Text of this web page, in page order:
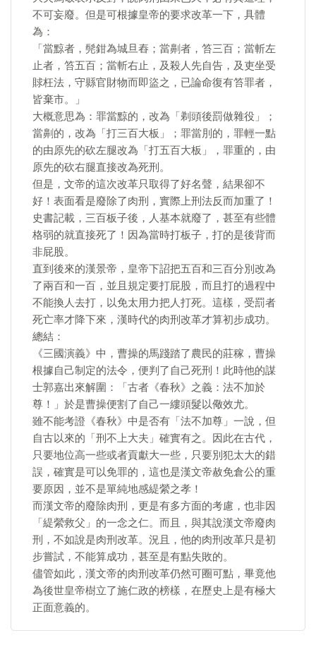
不可妄廢。但是可根據皇帝的要求改革一下，具體
為：
「當黥者，髡鉗為城旦舂；當劓者，笞三百；當斬左
止者，笞五百；當斬右止，及殺人先自告，及吏坐受
賕枉法，守縣官財物而即盜之，已論命復有笞罪者，
皆棄市。」
大概意思為：罪當黥的，改為「剃頭後罰做雜役」；
當劓的，改為「打三百大板」；罪當刖的，罪輕一點
的由原先的砍左腿改為「打五百大板」，罪重的，由
原先的砍右腿直接改為死刑。
但是，文帝的這次改革只取得了好名聲，結果卻不
好！表面看是廢除了肉刑，實際上刑法反而加重了！
史書記載，三百板子後，人基本就廢了，甚至有些體
格弱的就直接死了！因為當時打板子，打的是後背而
非屁股。
直到後來的漢景帝，皇帝下詔把五百和三百分別改為
了兩百和一百，並且規定要打屁股，而且打的過程中
不能換人去打，以免太用力把人打死。這樣，受罰者
死亡率才降下來，漢時代的肉刑改革才算初步成功。
總結：
《三國演義》中，曹操的馬踐踏了農民的莊稼，曹操
根據自己制定的法令，便判了自己死刑！此時他的謀
士郭嘉出來解圍：「古者《春秋》之義：法不加於
尊！」於是曹操便割了自己一縷頭髮以儆效尤。
雖不能考證《春秋》中是否有「法不加尊」一說，但
自古以來的「刑不上大夫」確實有之。因此在古代，
只要地位高一些或者貢獻大一些，只要別犯太大的錯
誤，確實是可以免罪的，這也是漢文帝赦免倉公的重
要原因，並不是單純地感緹縈之孝！
而漢文帝的廢除肉刑，更是有多方面的考慮，也非因
「緹縈救父」的一念之仁。而且，與其說漢文帝廢肉
刑，不如說是肉刑改革。況且，他的肉刑改革只是初
步嘗試，不能算成功，甚至是有點失敗的。
儘管如此，漢文帝的肉刑改革仍然可圈可點，畢竟他
為後世皇帝樹立了施仁政的榜樣，在歷史上是有極大
正面意義的。